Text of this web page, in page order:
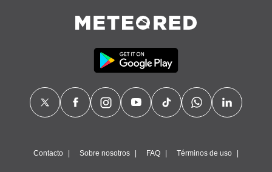
Contacto Sobre nosotros FAQ Términos de uso